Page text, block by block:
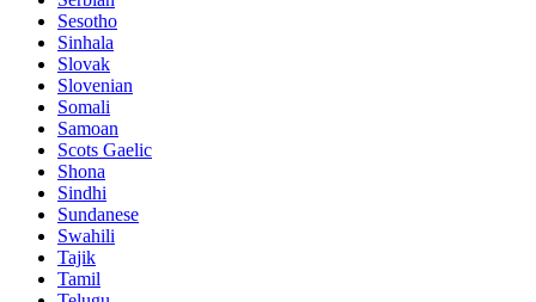
Sesotho
Sinhala
Slovak
Slovenian
Somali
Samoan
Scots Gaelic
Shona
Sindhi
Sundanese
Swahili
Tajik
Tamil